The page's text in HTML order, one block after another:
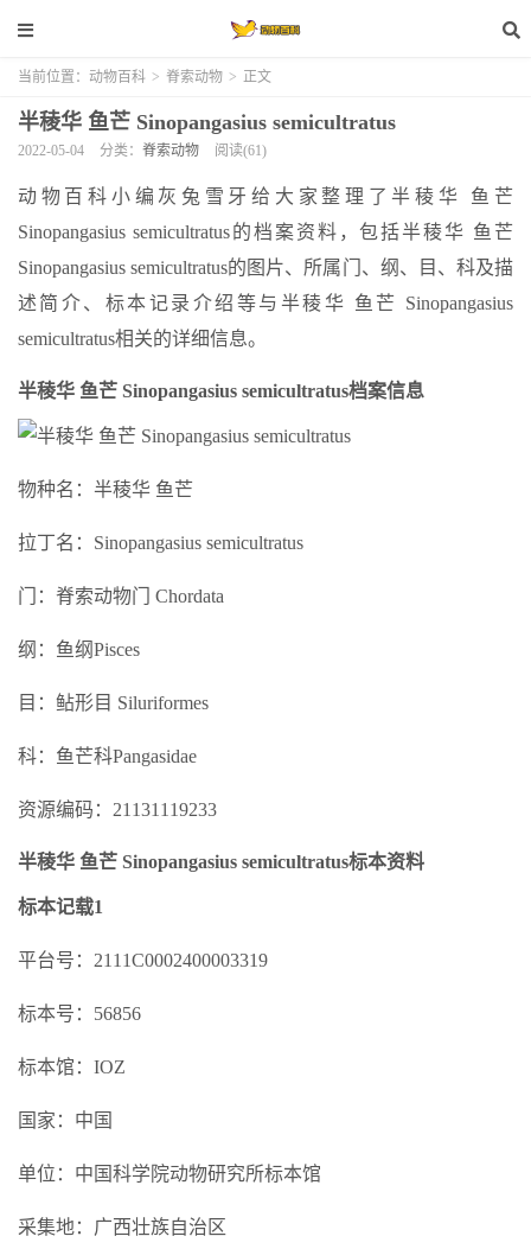
当前位置： 动物百科 > 脊索动物 > 正文
半稜华 鱼芒 Sinopangasius semicultratus
2022-05-04 分类： 脊索动物 阅读(61)
动物百科小编灰兔雪牙给大家整理了半稜华 鱼芒
Sinopangasius semicultratus的档案资料，包括半稜华 鱼芒
Sinopangasius semicultratus的图片、所属门、纲、目、科及描
述简介、标本记录介绍等与半稜华 鱼芒 Sinopangasius
semicultratus相关的详细信息。
半稜华 鱼芒 Sinopangasius semicultratus档案信息
物种名：半稜华 鱼芒
拉丁名：Sinopangasius semicultratus
门：脊索动物门 Chordata
纲：鱼纲Pisces
目：鲇形目 Siluriformes
科：鱼芒科Pangasidae
资源编码：21131119233
半稜华 鱼芒 Sinopangasius semicultratus标本资料
标本记载1
平台号：2111C0002400003319
标本号：56856
标本馆：IOZ
国家：中国
单位：中国科学院动物研究所标本馆
采集地：广西壮族自治区